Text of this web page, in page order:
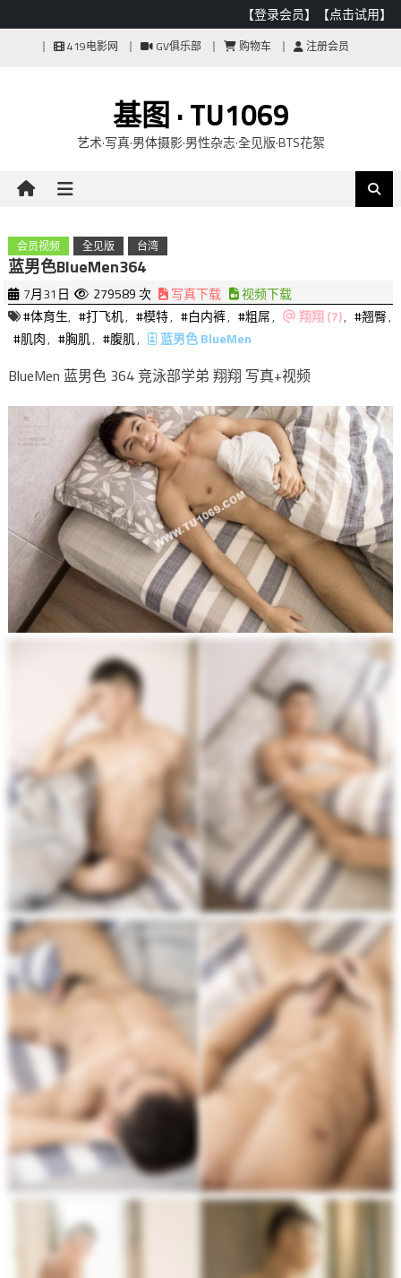
【登录会员】 【点击试用】
419电影网 GV俱乐部 购物车 注册会员
基图 · TU1069
艺术·写真·男体摄影·男性杂志·全见版·BTS花絮
会员视频 全见版 台湾
蓝男色BlueMen364
7月31日 279589 次 写真下载
视频下载
#体育生, #打飞机, #模特, #白内裤, #粗屌, 翔翔 (7), #翘臀,
#肌肉, #胸肌, #腹肌, 蓝男色 BlueMen
BlueMen 蓝男色 364 竞泳部学弟 翔翔 写真+视频